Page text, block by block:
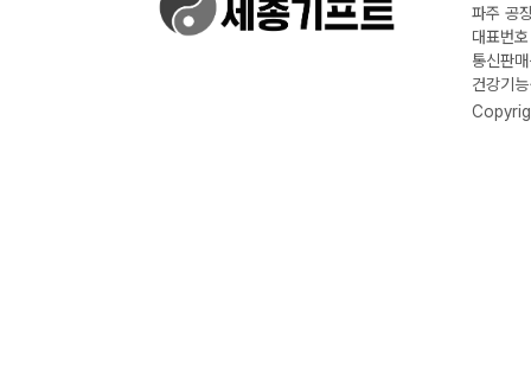
파주 공
대표번
통신판
건강기